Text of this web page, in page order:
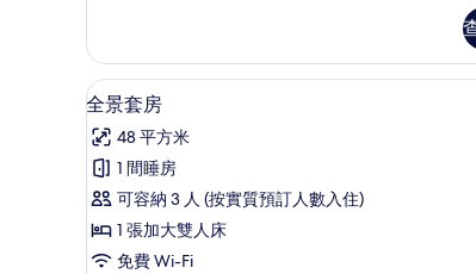
片
情
載
入
所
有
全
景
全景套房 | 高級寢具
10
全景套房
48 平方米
1 間睡房
可容納 3 人 (按實質預訂人數入住)
1 張加大雙人床
免費 Wi-Fi